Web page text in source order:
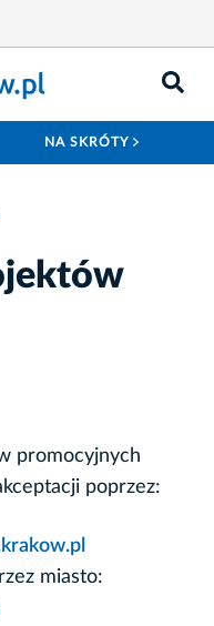
NA SKRÓTY
promocyjnych
poprzez:
miasto: